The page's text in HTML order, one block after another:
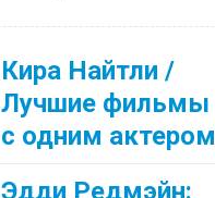
Кира Найтли /
Лучшие фильмы
с одним актером